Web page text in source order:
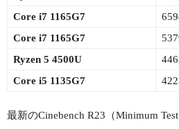
Core i7 1165G7
Core i7 1165G7
Ryzen 5 4500U
Core i5 1135G7
最新のCinebench R23（Minimum